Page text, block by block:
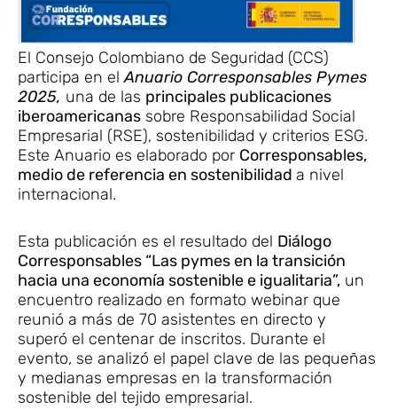
El Consejo Colombiano de Seguridad (CCS)
participa en elAnuario Corresponsables Pymes
2025, una de las principales publicaciones
iberoamericanas sobre Responsabilidad Social
Empresarial (RSE), sostenibilidad y criterios ESG.
Este Anuario es elaborado por Corresponsables,
medio de referencia en sostenibilidad a nivel
internacional.
Esta publicación es el resultado del Diálogo
Corresponsables “Las pymes en la transición
hacia una economía sostenible e igualitaria”, un
encuentro realizado en formato webinar que
reunió a más de 70 asistentes en directo y
superó el centenar de inscritos. Durante el
evento, se analizó el papel clave de las pequeñas
y medianas empresas en la transformación
sostenible del tejido empresarial.